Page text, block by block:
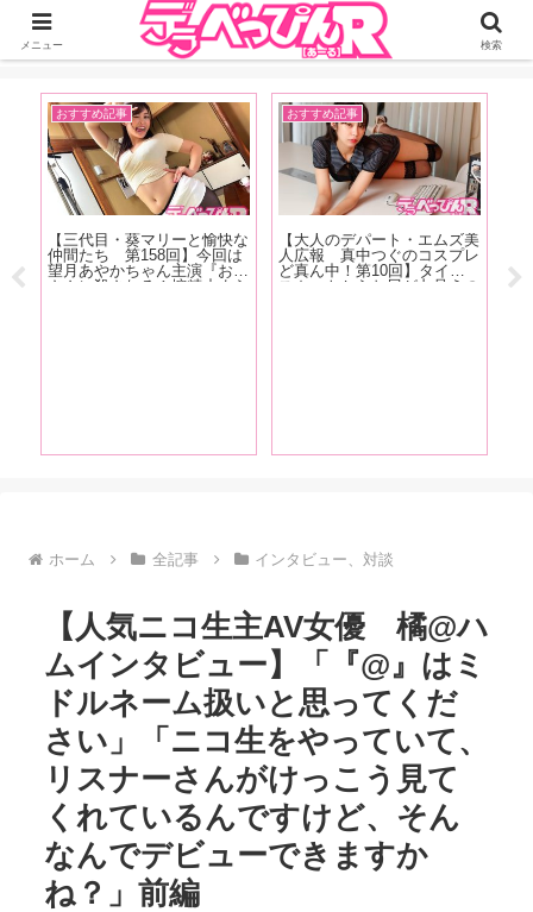
ジーオーティーが運営するちょっとHなニュースサイ。サイト内のリンクには
DMMアフィリエイトが含まれているものがあります
おすすめ記事
【三代目・葵マリーと愉快な
仲間たち 第158回】今回は
望月あやかちゃん主演『お母
さんに殺される！搾精止まら
おすすめ記事
【大人のデパート・エムズ美
人広報 真中つぐのコスプレ
ど真ん中！第10回】タイト
スカートからお尻が丸見えの
（
ン
ホーム 全記事 インタビュー、対談
【人気ニコ生主AV女優 橘@ハ
ムインタビュー】「『@』はミ
ドルネーム扱いと思ってくだ
さい」「ニコ生をやっていて、
リスナーさんがけっこう見て
くれているんですけど、そん
なんでデビューできますか
ね？」前編
メニュー 検索